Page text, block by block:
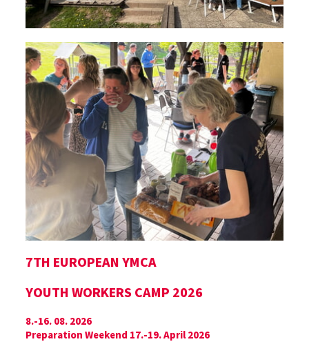
7TH EUROPEAN YMCA
YOUTH WORKERS CAMP 2026
8.-16. 08. 2026
Preparation Weekend 17.-19. April 2026